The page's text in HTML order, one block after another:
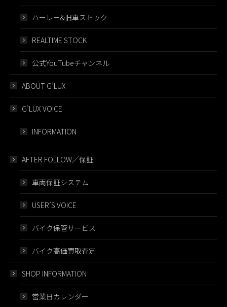
ハーレー&旧車ストック
REALTIME STOCK
公式YouTubeチャンネル
ABOUT G’LUX
G’LUX VOICE
INFORMATION
AFTER FOLLOW／保証
車両保証システム
USER’S VOICE
バイク保管サービス
バイク高価買取査定
SHOP INFORMATION
営業日カレンダー